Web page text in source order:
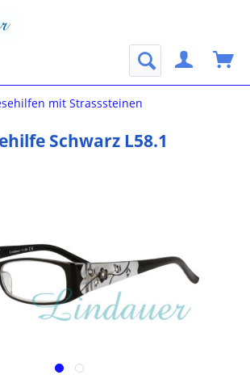
mit Strasssteinen
Schwarz L58.1